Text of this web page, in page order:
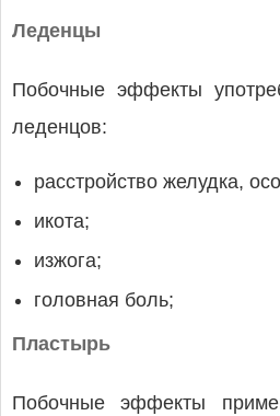
Леденцы
Побочные эффекты
леденцов:
расстройство желудка,
икота;
изжога;
головная боль;
Пластырь
Побочные эффекты